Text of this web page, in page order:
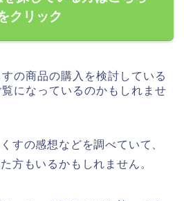
クリック
の商品の購入を検討している
になっているのかもしれませ
すの感想などを調べていて、
方もいるかもしれません。